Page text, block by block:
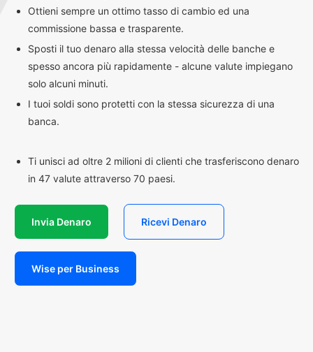
Ottieni sempre un ottimo tasso di cambio ed una
commissione bassa e trasparente.
Sposti il tuo denaro alla stessa velocità delle banche e
spesso ancora più rapidamente - alcune valute impiegano
solo alcuni minuti.
I tuoi soldi sono protetti con la stessa sicurezza di una
banca.
Ti unisci ad oltre 2 milioni di clienti che trasferiscono denaro
in 47 valute attraverso 70 paesi.
Invia Denaro Ricevi Denaro
Wise per Business